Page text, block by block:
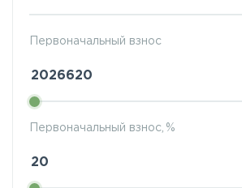
Первоначальный взнос
Первоначальный взнос, %